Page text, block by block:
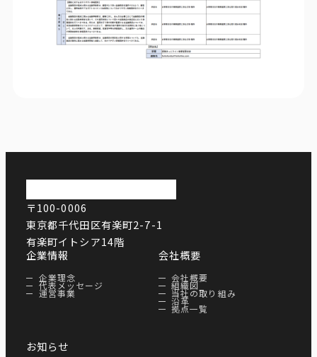
〒100-0006
東京都千代田区有楽町2-7-1
有楽町イトシア14階
企業情報
企業理念
代表メッセージ
運営事業
会社概要
会社概要
組織図
当社の取り組み
沿革
拠点一覧
お知らせ